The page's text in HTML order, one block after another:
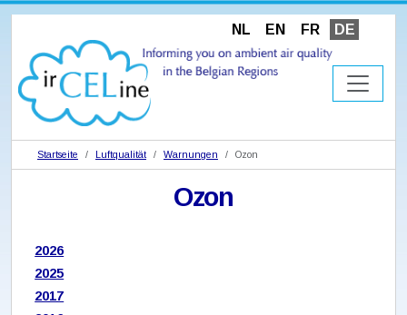
NL EN FR DE
Startseite Luftqualität Warnungen Ozon
Ozon
2026
2025
2017